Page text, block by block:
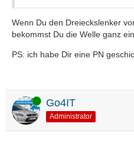
Wenn Du den Dreieckslenker
bekommst Du die Welle ganz
PS: ich habe Dir eine PN
Online Go4IT
Administrator